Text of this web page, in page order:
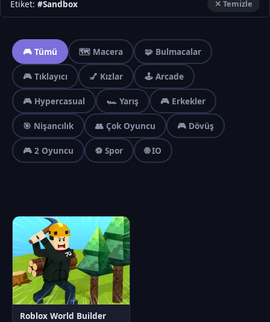
Etiket: #Sandbox ✕ Temizle
🎮 Tümü 🗺️ Macera 🧩 Bulmacalar
🎮 Tıklayıcı 💅 Kızlar 🕹️ Arcade
🎮 Hypercasual 🏎️ Yarış 🎮 Erkekler
🎯 Nişancılık 👥 Çok Oyuncu 🎮 Dövüş
🎮 2 Oyuncu ⚽ Spor 🌐 IO
Roblox World Builder